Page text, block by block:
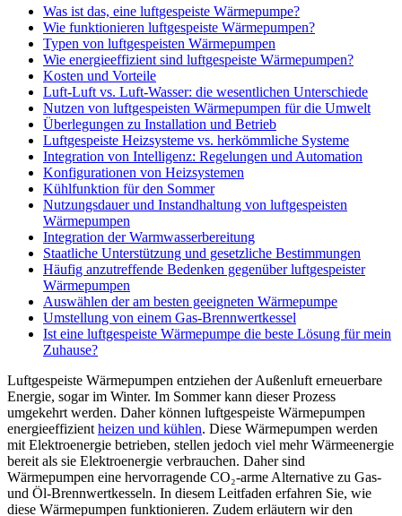
Was ist das, eine luftgespeiste Wärmepumpe?
Wie funktionieren luftgespeiste Wärmepumpen?
Typen von luftgespeisten Wärmepumpen
Wie energieeffizient sind luftgespeiste Wärmepumpen?
Kosten und Vorteile
Luft-Luft vs. Luft-Wasser: die wesentlichen Unterschiede
Nutzen von luftgespeisten Wärmepumpen für die Umwelt
Überlegungen zu Installation und Betrieb
Luftgespeiste Heizsysteme vs. herkömmliche Systeme
Integration von Intelligenz: Regelungen und Automation
Konfigurationen von Heizsystemen
Kühlfunktion für den Sommer
Nutzungsdauer und Instandhaltung von luftgespeisten
Wärmepumpen
Integration der Warmwasserbereitung
Staatliche Unterstützung und gesetzliche Bestimmungen
Häufig anzutreffende Bedenken gegenüber luftgespeister
Wärmepumpen
Auswählen der am besten geeigneten Wärmepumpe
Umstellung von einem Gas-Brennwertkessel
Ist eine luftgespeiste Wärmepumpe die beste Lösung für mein
Zuhause?
Luftgespeiste Wärmepumpen entziehen der Außenluft erneuerbare
Energie, sogar im Winter. Im Sommer kann dieser Prozess
umgekehrt werden. Daher können luftgespeiste Wärmepumpen
energieeffizient heizen und kühlen. Diese Wärmepumpen werden
mit Elektroenergie betrieben, stellen jedoch viel mehr Wärmeenergie
bereit als sie Elektroenergie verbrauchen. Daher sind
Wärmepumpen eine hervorragende CO₂-arme Alternative zu Gas-
und Öl-Brennwertkesseln. In diesem Leitfaden erfahren Sie, wie
diese Wärmepumpen funktionieren. Zudem erläutern wir den